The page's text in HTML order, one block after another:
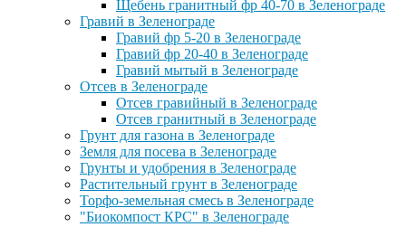
Щебень гранитный фр 40-70 в Зеленограде
Гравий в Зеленограде
Гравий фр 5-20 в Зеленограде
Гравий фр 20-40 в Зеленограде
Гравий мытый в Зеленограде
Отсев в Зеленограде
Отсев гравийный в Зеленограде
Отсев гранитный в Зеленограде
Грунт для газона в Зеленограде
Земля для посева в Зеленограде
Грунты и удобрения в Зеленограде
Растительный грунт в Зеленограде
Торфо-земельная смесь в Зеленограде
"Биокомпост КРС" в Зеленограде